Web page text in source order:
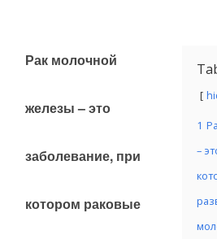
1
–
Рак молочной
железы – это
заболевание, при
котором раковые